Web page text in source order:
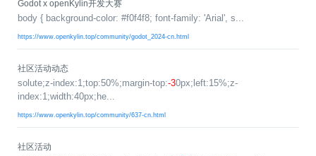
像
下
载
社
区
交
流
社
区
架
数
看
员
社
区
会
员
高
专
C
>
I
G
中
心
I
>
动
态
社
区
月
刊
活
日
动
会
员
沙
龙
高
沙
开
>
赛
研
生
赛
>
交
流
社
习
在
线
课
程
文
中
>
才
认
证
社
人
发
>
范
开
/
包
>
平
台
软
>
持
>
支
持
兼
Godot x openKylin开发大赛
body { background-color: #f0f4f8; font-family: 'Arial', s...
https://www.openkylin.top/community/godot_2024-cn.html
社区活动动态
solute;z-index:1;top:50%;margin-top:-30px;left:15%;z-
index:1;width:40px;he...
https://www.openkylin.top/community/637-cn.html
社区活动